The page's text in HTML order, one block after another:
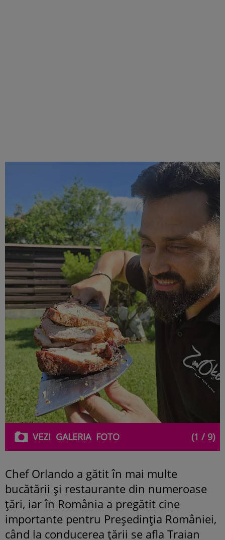
VEZI GALERIAFOTO (1 / 9)
Chef Orlando a gătit în mai multe
bucătării și restaurante din numeroase
țări, iar în România a pregătit cine
importante pentru Președinția României,
când la conducerea țării se afla Traian